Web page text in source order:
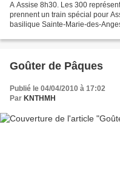
A Assise 8h30. Les 300
prennent un train spécial pour
basilique Sainte-Marie-des-
Goûter de Pâques
Publié le 04/04/2010 à 17:02
Par KNTHMH